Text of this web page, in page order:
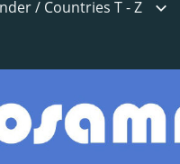
/ Countries T - Z